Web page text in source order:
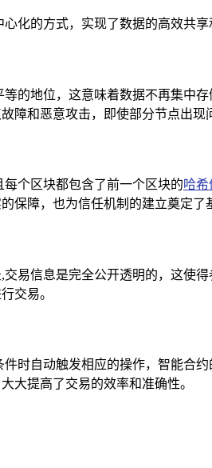
化的方式，实现了数据的高效共
的地位，这意味着数据不再集中
障和恶意攻击，即使部分节点出现
个区块都包含了前一个区块的哈希
保障，也为信任机制的建立奠定了
易信息是完全公开透明的，这
交易。
时自动触发相应的操作，智能合
大提高了交易的效率和准确性。